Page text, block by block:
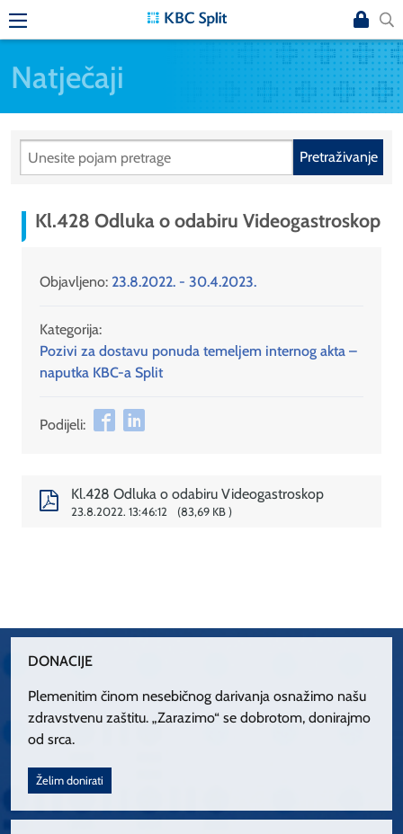
Natječaji
Pretraživanje
Kl.428 Odluka o odabiru Videogastroskop
Objavljeno: 23.8.2022. - 30.4.2023.
Kategorija:
Pozivi za dostavu ponuda temeljem internog akta –
naputka KBC-a Split
Podijeli:
Kl.428 Odluka o odabiru Videogastroskop
23.8.2022. 13:46:12 83,69 KB
DONACIJE
Plemenitim činom nesebičnog darivanja osnažimo našu
zdravstvenu zaštitu. „Zarazimo“ se dobrotom, donirajmo
od srca.
Želim donirati